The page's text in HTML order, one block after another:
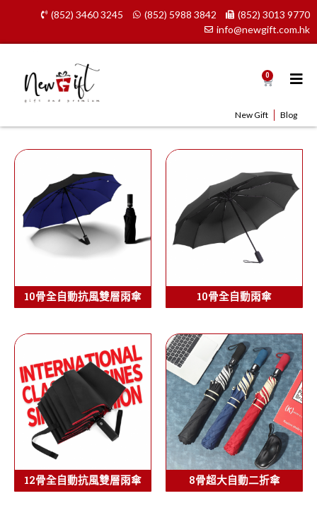
content
(852) 3460 3245 (852) 5988 3842
(852) 3013 9770
info@newgift.com.hk
0 Cart
New Gift Blog
10骨全自動抗風雙層雨傘 10骨全自動雨傘
12骨全自動抗風雙層雨傘 8骨超大自動二折傘